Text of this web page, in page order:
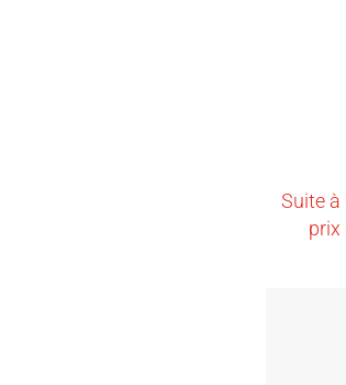
Suite à
prix